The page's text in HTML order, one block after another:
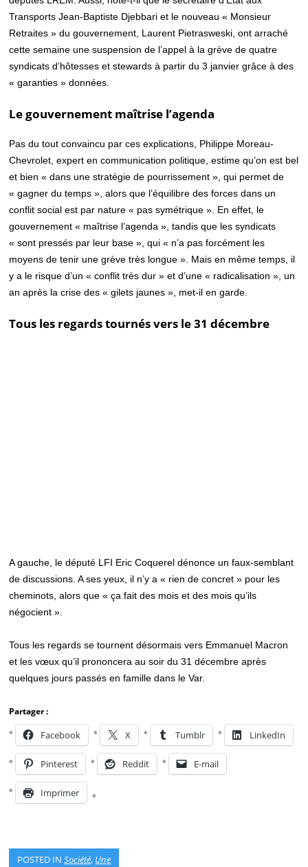
Transports Jean-Baptiste Djebbari et le nouveau « Monsieur
Retraites » du gouvernement, Laurent Pietrasweski, ont arraché
cette semaine une suspension de l’appel à la grève de quatre
syndicats d’hôtesses et stewards à partir du 3 janvier grâce à des
« garanties » données.
Le gouvernement maîtrise l’agenda
Pas du tout convaincu par ces explications, Philippe Moreau-
Chevrolet, expert en communication politique, estime qu’on est bel
et bien « dans une stratégie de pourrissement », qui permet de
« gagner du temps », alors que l’équilibre des forces dans un
conflit social est par nature « pas symétrique ». En effet, le
gouvernement « maîtrise l’agenda », tandis que les syndicats
« sont pressés par leur base », qui « n’a pas forcément les
moyens de tenir une grève très longue ». Mais en même temps, il
y a le risque d’un « conflit très dur » et d’une « radicalisation », un
an après la crise des « gilets jaunes », met-il en garde.
Tous les regards tournés vers le 31 décembre
A gauche, le député LFI Eric Coquerel dénonce un faux-semblant
de discussions. A ses yeux, il n’y a « rien de concret » pour les
cheminots, alors que « ça fait des mois et des mois qu’ils
négocient ».
Tous les regards se tournent désormais vers Emmanuel Macron
et les vœux qu’il prononcera au soir du 31 décembre après
quelques jours passés en famille dans le Var.
Partager :
Facebook X Tumblr LinkedIn
Pinterest Reddit E-mail
Imprimer
POSTED INSociété, Une